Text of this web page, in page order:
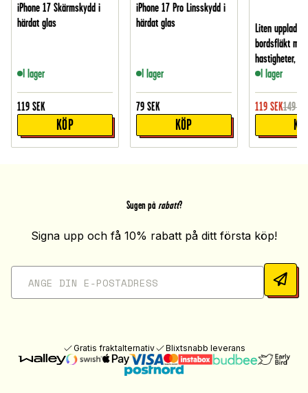
iPhone 17 Skärmskydd i
härdat glas
I lager
119 SEK
KÖP
iPhone 17 Pro Linsskydd i
härdat glas
I lager
79 SEK
KÖP
Liten
bordsfläkt
hastigheter, Vit
I lager
119 SEK149
Sugen på rabatt?
Signa upp och få 10% rabatt på ditt första köp!
Gratis fraktalternativ Blixtsnabb leverans